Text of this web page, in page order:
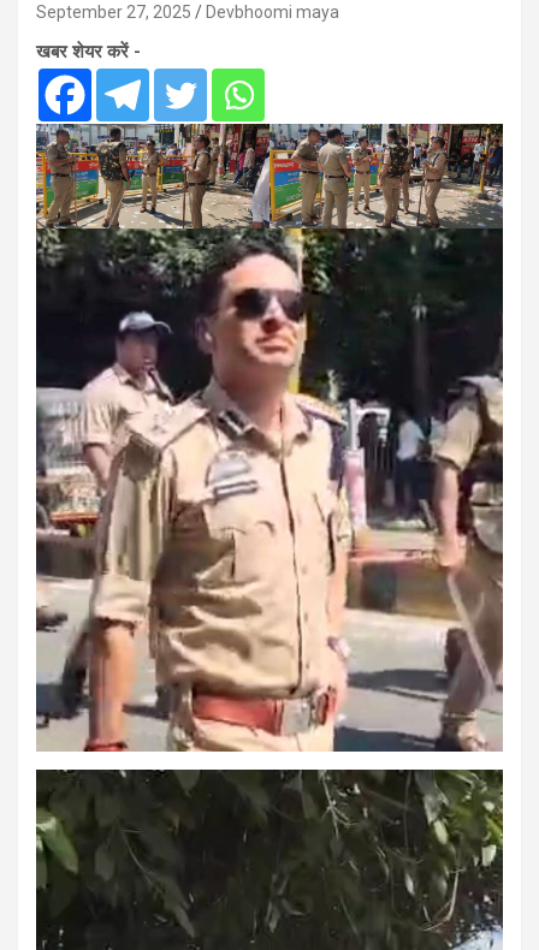
September 27, 2025 Devbhoomi maya
खबर शेयर करें -